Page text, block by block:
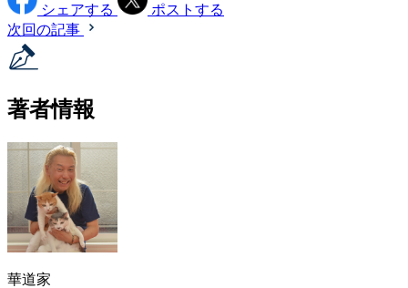
シェアする
ポストする
次回の記事
著者情報
華道家